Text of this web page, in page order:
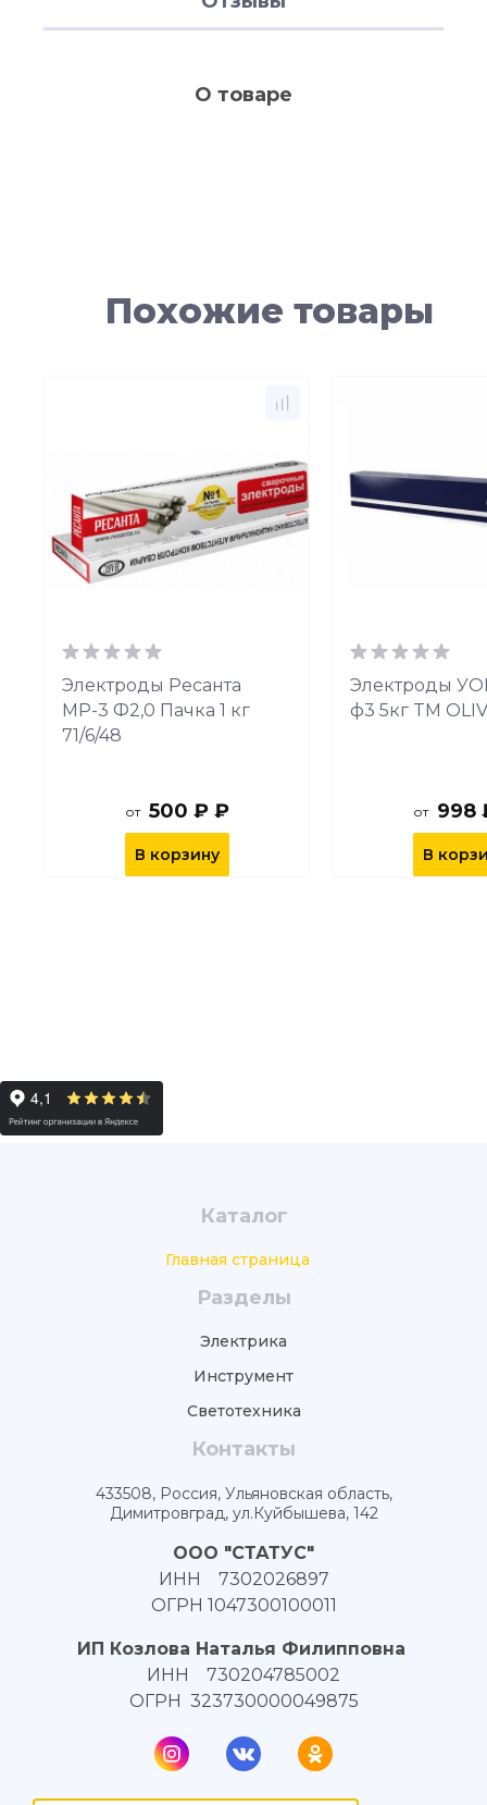
О товаре
Похожие товары
Электроды Ресанта
МР-3 Ф2,0 Пачка 1 кг
71/6/48
от 500 ₽ ₽
В корзину
Электроды
ф3 5кг TM
от 998
В
Каталог
Главная страница
Разделы
Электрика
Инструмент
Светотехника
Контакты
433508, Россия, Ульяновская область,
Димитровград, ул.Куйбышева, 142
ООО "СТАТУС"
ИНН 7302026897
ОГРН 1047300100011
ИП Козлова Наталья Филипповна
ИНН 730204785002
ОГРН 323730000049875